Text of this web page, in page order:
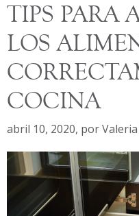
TIPS PARA
LOS
COCINA
abril 10, 2020, por